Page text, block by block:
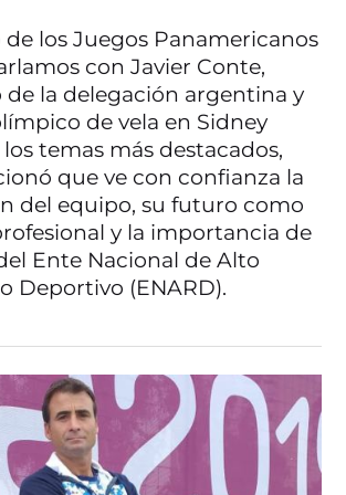
de los Juegos Panamericanos
con Javier Conte,
de la delegación argentina y
de vela en Sidney
temas más destacados,
que ve con confianza la
del equipo, su futuro como
y la importancia de
Ente Nacional de Alto
Deportivo (ENARD).